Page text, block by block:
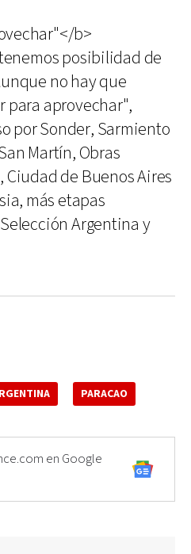
b>
posibilidad de
no hay que
para aprovechar",
por Sonder, Sarmiento
Martín, Obras
de Buenos Aires
más etapas
Argentina y
PARACAO
en Google